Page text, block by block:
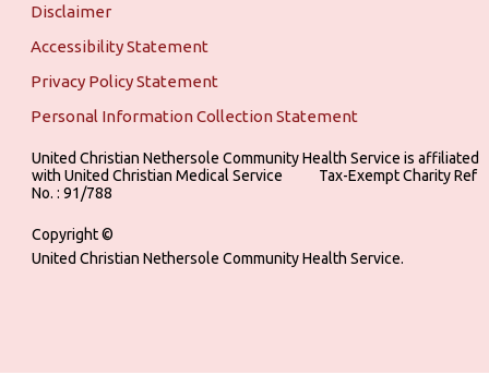
Disclaimer
Accessibility Statement
Privacy Policy Statement
Personal Information Collection Statement
United Christian Nethersole Community Health Service is affiliated
with United Christian Medical Service ‎ ‎ ‎ ‎ ‎ ‎ ‎ ‎ ‎ Tax-Exempt Charity Ref
No. : 91/788
Copyright ©
United Christian Nethersole Community Health Service.